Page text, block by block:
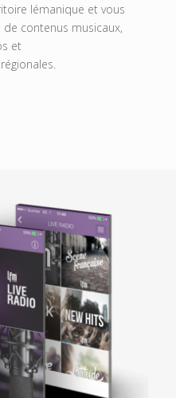
lémanique et vous
contenus musicaux,
et